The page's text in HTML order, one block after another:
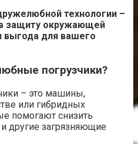
технологии –
защиту окружающей
выгода для вашего
погрузчики?
– это машины,
или гибридных
помогают снизить
другие загрязняющие